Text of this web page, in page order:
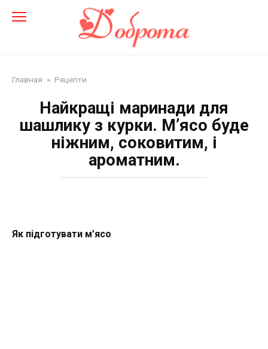
Главная » Рецепти
Найкращі маринади для
шашлику з курки. М’ясо буде
ніжним, соковитим, і
ароматним.
Як підготувати м’ясо